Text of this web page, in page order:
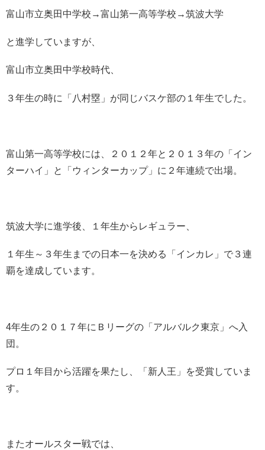
富山市立奥田中学校→富山第一高等学校→筑波大学
と進学していますが、
富山市立奥田中学校時代、
３年生の時に「八村塁」が同じバスケ部の１年生でした。
富山第一高等学校には、２０１２年と２０１３年の「イン
ターハイ」と「ウィンターカップ」に２年連続で出場。
筑波大学に進学後、１年生からレギュラー、
１年生～３年生までの日本一を決める「インカレ」で３連
覇を達成しています。
4年生の２０１７年にＢリーグの「アルバルク東京」へ入
団。
プロ１年目から活躍を果たし、「新人王」を受賞していま
す。
またオールスター戦では、